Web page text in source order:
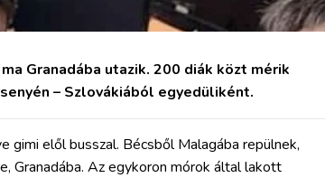
Granadába utazik. 200 diák közt mérik
– Szlovákiából egyedüliként.
gimi elől busszal. Bécsből Malagába repülnek,
Granadába. Az egykoron mórok által lakott